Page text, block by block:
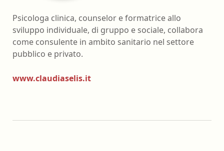
Psicologa clinica, counselor e formatrice allo
sviluppo individuale, di gruppo e sociale, collabora
come consulente in ambito sanitario nel settore
pubblico e privato.
www.claudiaselis.it